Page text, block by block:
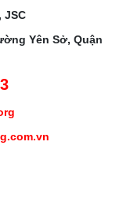
JSC
Yên Sở, Quận